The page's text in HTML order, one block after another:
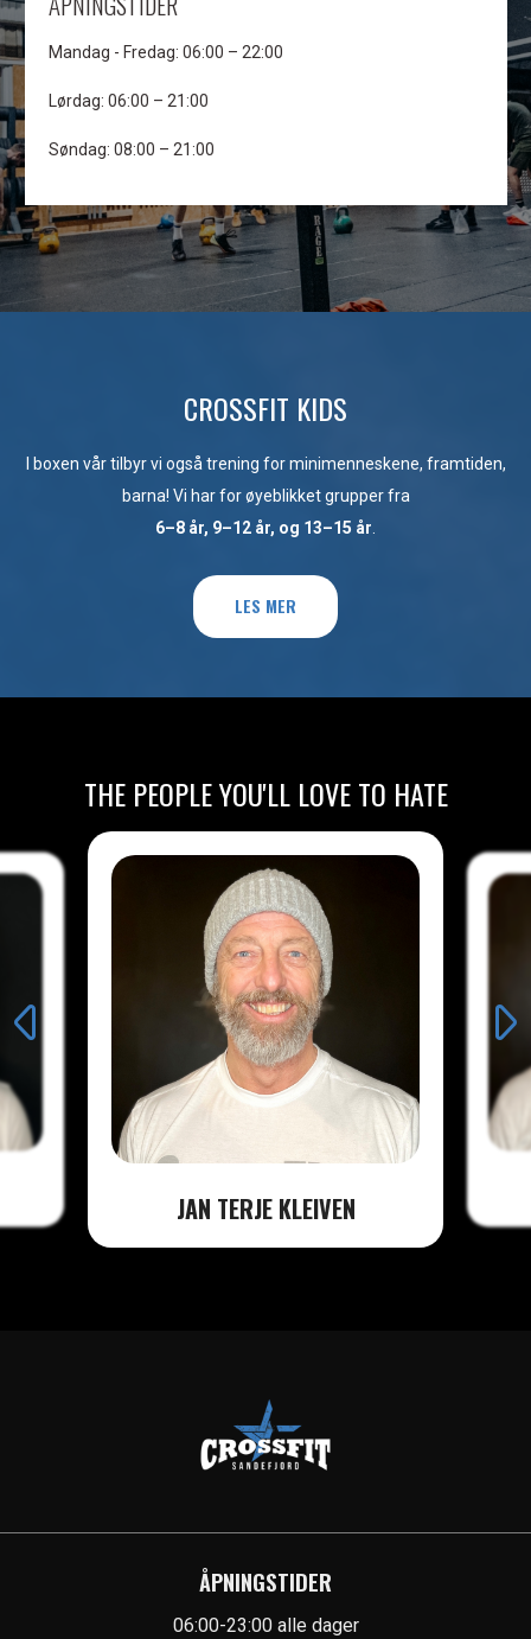
Mandag - Fredag: 06:00 – 22:00
Lørdag: 06:00 – 21:00
Søndag: 08:00 – 21:00
CROSSFIT KIDS
I boxen vår tilbyr vi også trening for minimenneskene, framtiden,
barna! Vi har for øyeblikket grupper fra
6–8 år, 9–12 år, og 13–15 år
LES MER
THE PEOPLE YOU'LL LOVE TO HATE
JAN TERJE KLEIVEN
ÅPNINGSTIDER
06:00-23:00 alle dager